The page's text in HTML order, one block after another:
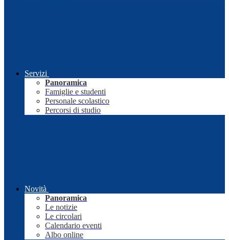
Servizi
Panoramica
Famiglie e studenti
Personale scolastico
Percorsi di studio
Novità
Panoramica
Le notizie
Le circolari
Calendario eventi
Albo online